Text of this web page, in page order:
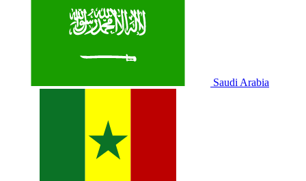
Saudi Arabia